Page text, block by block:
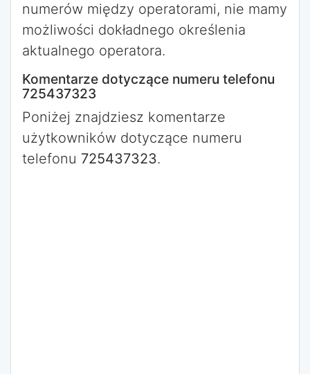
numerów między operatorami, nie mamy
możliwości dokładnego określenia
aktualnego operatora.
Komentarze dotyczące numeru telefonu
725437323
Poniżej znajdziesz komentarze
użytkowników dotyczące numeru
telefonu 725437323.